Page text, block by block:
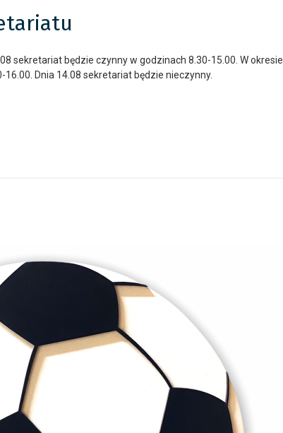
sekretariat będzie czynny w godzinach 8.30-15.00. W okresie
Dnia 14.08 sekretariat będzie nieczynny.